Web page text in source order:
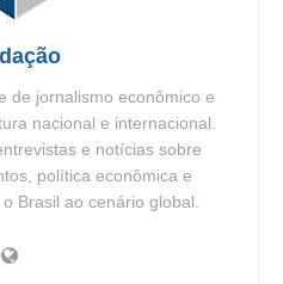
de jornalismo econômico e
nacional e internacional.
e notícias sobre
política econômica e
Brasil ao cenário global.